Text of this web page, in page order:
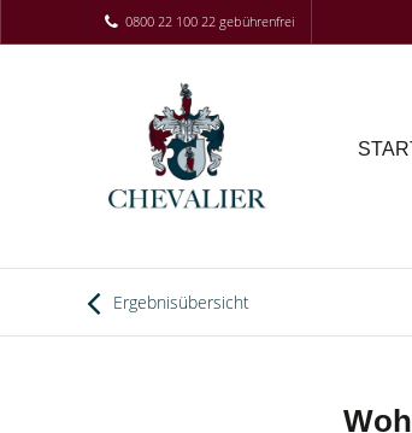
0800 22 100 22 gebührenfrei
Ergebnisübersicht